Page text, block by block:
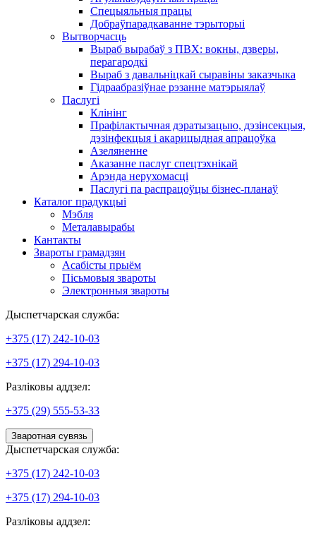
Спецыяльныя працы
Добраўпарадкаванне тэрыторыі
Вытворчасць
Выраб вырабаў з ПВХ: вокны, дзверы,
перагародкі
Выраб з давальніцкай сыравіны заказчыка
Гідраабразіўнае рэзанне матэрыялаў
Паслугі
Клінінг
Прафілактычная дэратызацыю, дэзiнсекцыя,
дэзінфекцыя і акарицыдная апрацоўка
Азеляненне
Аказанне паслуг спецтэхнікай
Арэнда нерухомасці
Паслугі па распрацоўцы бізнес-планаў
Каталог прадукцыі
Мэбля
Металавырабы
Кантакты
Звароты грамадзян
Асабісты прыём
Пісьмовыя звароты
Электронныя звароты
Дыспетчарская служба:
+375 (17) 242-10-03
+375 (17) 294-10-03
Разліковы аддзел:
+375 (29) 555-53-33
Зваротная сувязь
Дыспетчарская служба:
+375 (17) 242-10-03
+375 (17) 294-10-03
Разліковы аддзел: